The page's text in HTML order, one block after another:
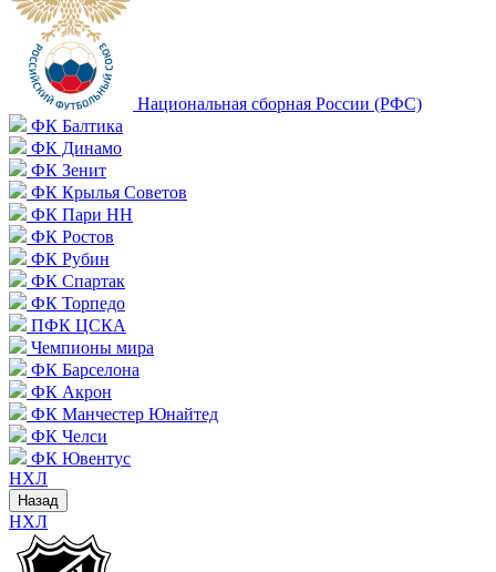
Национальная сборная России (РФС)
ФК Балтика
ФК Динамо
ФК Зенит
ФК Крылья Советов
ФК Пари НН
ФК Ростов
ФК Рубин
ФК Спартак
ФК Торпедо
ПФК ЦСКА
Чемпионы мира
ФК Барселона
ФК Акрон
ФК Манчестер Юнайтед
ФК Челси
ФК Ювентус
НХЛ
Назад
НХЛ